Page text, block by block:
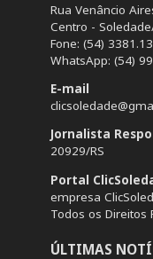
Rua Venâncio
Centro -
Fone: (54)
WhatsApp: (54)
E-mail
Jornalista
20929/RS
Portal
empresa
Todos os Direitos
ÚLTIMAS